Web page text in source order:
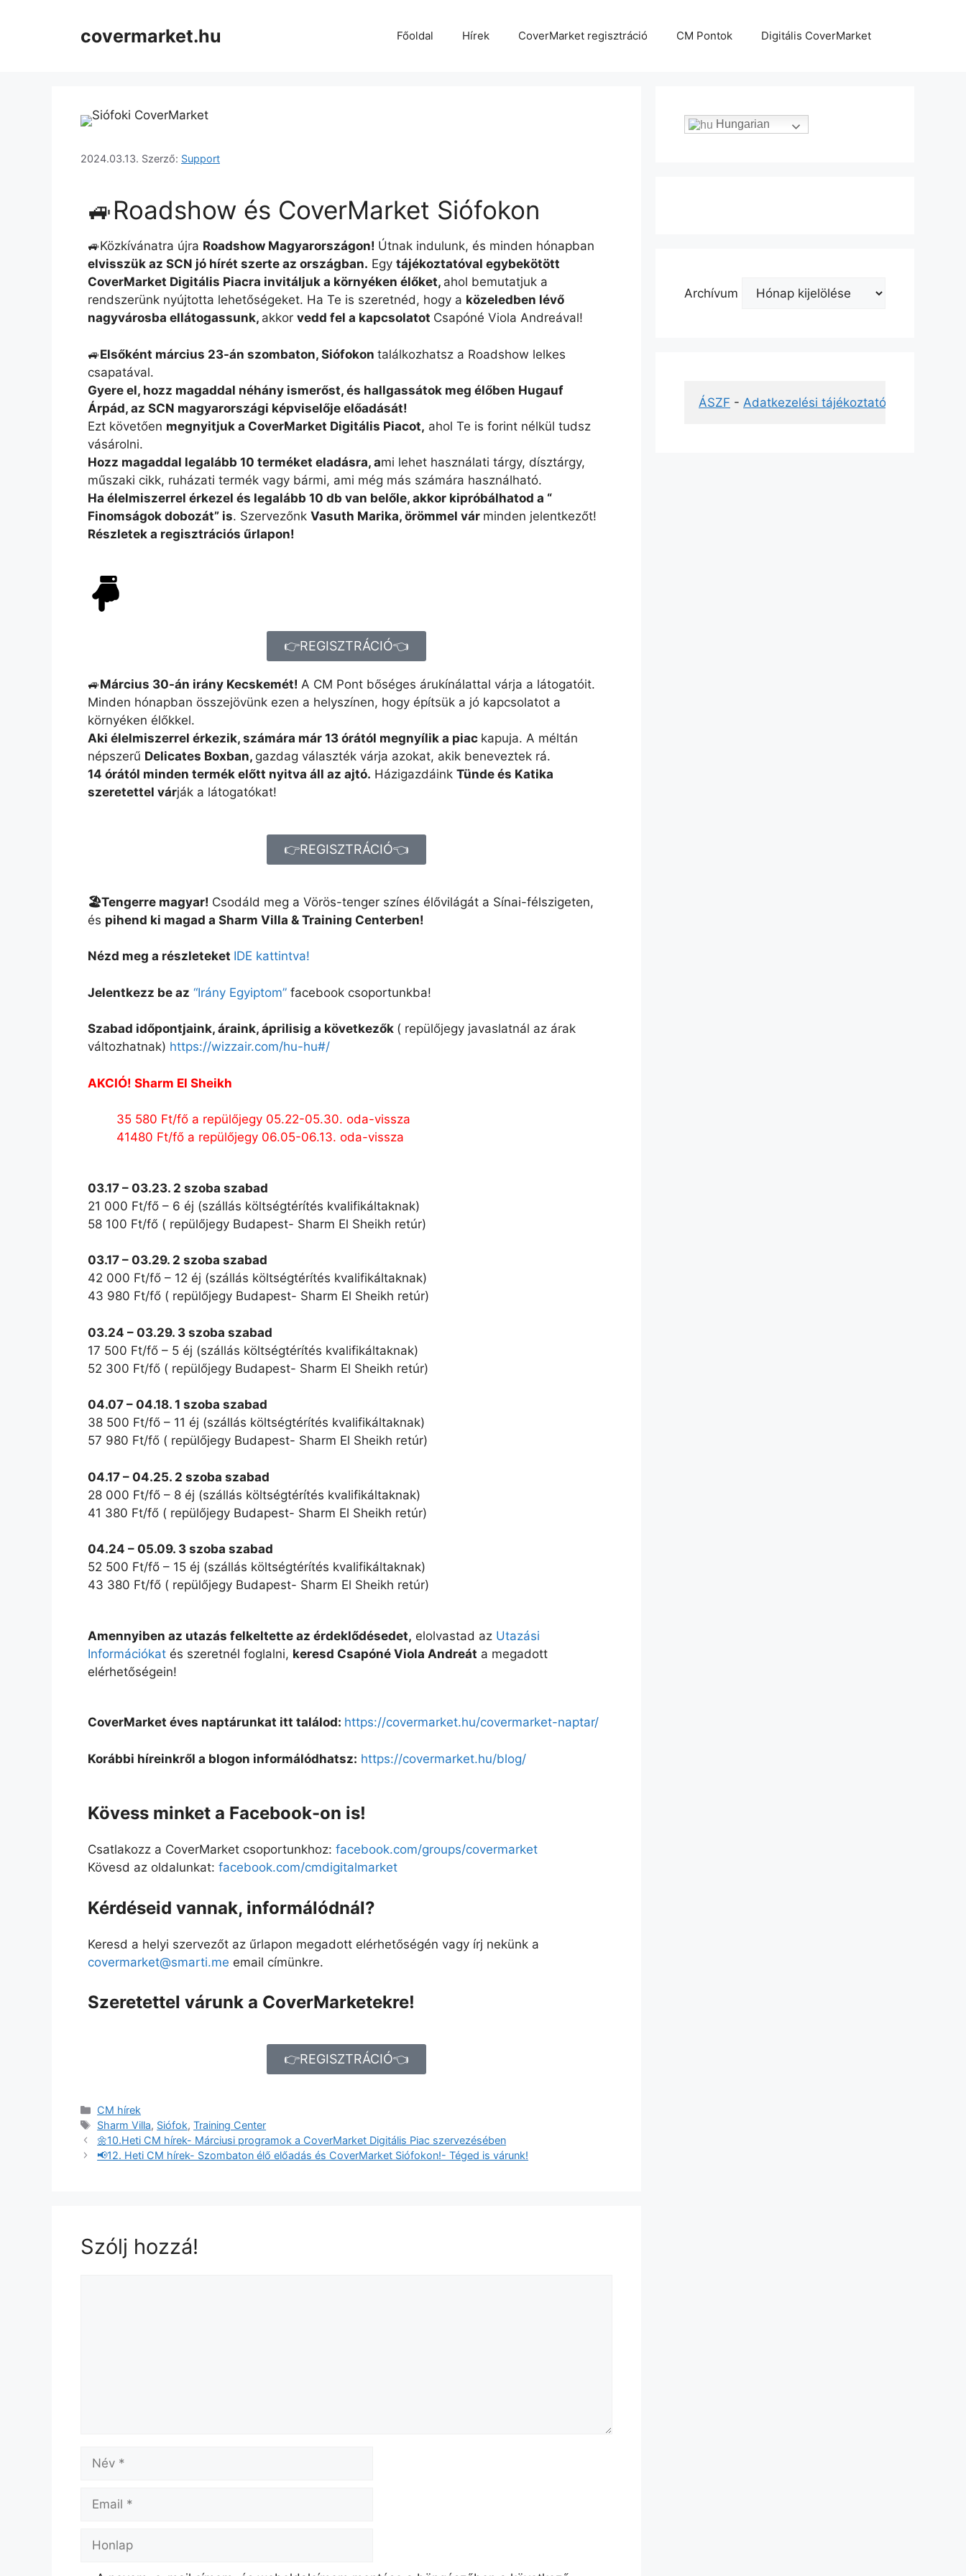
covermarket.hu Főoldal Hírek CoverMarket regisztráció CM Pontok Digitális CoverMarket
2024.03.13. Szerző: Support
🚙Roadshow és CoverMarket Siófokon
🚙Közkívánatra újra Roadshow Magyarországon! Útnak indulunk, és minden hónapban
elvisszük az SCN jó hírét szerte az országban. Egy tájékoztatóval egybekötött
CoverMarket Digitális Piacra invitáljuk a környéken élőket, ahol bemutatjuk a
rendszerünk nyújtotta lehetőségeket. Ha Te is szeretnéd, hogy a közeledben lévő
nagyvárosba ellátogassunk, akkor vedd fel a kapcsolatot Csapóné Viola Andreával!
🚙Elsőként március 23-án szombaton, Siófokon találkozhatsz a Roadshow lelkes
csapatával.
Gyere el, hozz magaddal néhány ismerőst, és hallgassátok meg élőben Hugauf
Árpád, az SCN magyarországi képviselője előadását!
Ezt követően megnyitjuk a CoverMarket Digitális Piacot, ahol Te is forint nélkül tudsz
vásárolni.
Hozz magaddal legalább 10 terméket eladásra, ami lehet használati tárgy, dísztárgy,
műszaki cikk, ruházati termék vagy bármi, ami még más számára használható.
Ha élelmiszerrel érkezel és legalább 10 db van belőle, akkor kipróbálhatod a “
Finomságok dobozát” is. Szervezőnk Vasuth Marika, örömmel vár minden jelentkezőt!
Részletek a regisztrációs űrlapon!
👉REGISZTRÁCIÓ👈
🚙Március 30-án irány Kecskemét! A CM Pont bőséges árukínálattal várja a látogatóit.
Minden hónapban összejövünk ezen a helyszínen, hogy építsük a jó kapcsolatot a
környéken élőkkel.
Aki élelmiszerrel érkezik, számára már 13 órától megnyílik a piac kapuja. A méltán
népszerű Delicates Boxban, gazdag választék várja azokat, akik beneveztek rá.
14 órától minden termék előtt nyitva áll az ajtó. Házigazdáink Tünde és Katika
szeretettel várják a látogatókat!
👉REGISZTRÁCIÓ👈
🏖️Tengerre magyar! Csodáld meg a Vörös-tenger színes élővilágát a Sínai-félszigeten,
és pihend ki magad a Sharm Villa & Training Centerben!
Nézd meg a részleteket IDE kattintva!
Jelentkezz be az “Irány Egyiptom” facebook csoportunkba!
Szabad időpontjaink, áraink, áprilisig a következők ( repülőjegy javaslatnál az árak
változhatnak) https://wizzair.com/hu-hu#/
AKCIÓ! Sharm El Sheikh
35 580 Ft/fő a repülőjegy 05.22-05.30. oda-vissza
41480 Ft/fő a repülőjegy 06.05-06.13. oda-vissza
03.17 – 03.23. 2 szoba szabad
21 000 Ft/fő – 6 éj (szállás költségtérítés kvalifikáltaknak)
58 100 Ft/fő ( repülőjegy Budapest- Sharm El Sheikh retúr)
03.17 – 03.29. 2 szoba szabad
42 000 Ft/fő – 12 éj (szállás költségtérítés kvalifikáltaknak)
43 980 Ft/fő ( repülőjegy Budapest- Sharm El Sheikh retúr)
03.24 – 03.29. 3 szoba szabad
17 500 Ft/fő – 5 éj (szállás költségtérítés kvalifikáltaknak)
52 300 Ft/fő ( repülőjegy Budapest- Sharm El Sheikh retúr)
04.07 – 04.18. 1 szoba szabad
38 500 Ft/fő – 11 éj (szállás költségtérítés kvalifikáltaknak)
57 980 Ft/fő ( repülőjegy Budapest- Sharm El Sheikh retúr)
04.17 – 04.25. 2 szoba szabad
28 000 Ft/fő – 8 éj (szállás költségtérítés kvalifikáltaknak)
41 380 Ft/fő ( repülőjegy Budapest- Sharm El Sheikh retúr)
04.24 – 05.09. 3 szoba szabad
52 500 Ft/fő – 15 éj (szállás költségtérítés kvalifikáltaknak)
43 380 Ft/fő ( repülőjegy Budapest- Sharm El Sheikh retúr)
Amennyiben az utazás felkeltette az érdeklődésedet, elolvastad az Utazási
Információkat és szeretnél foglalni, keresd Csapóné Viola Andreát a megadott
elérhetőségein!
CoverMarket éves naptárunkat itt találod: https://covermarket.hu/covermarket-naptar/
Korábbi híreinkről a blogon informálódhatsz: https://covermarket.hu/blog/
Kövess minket a Facebook-on is!
Csatlakozz a CoverMarket csoportunkhoz: facebook.com/groups/covermarket
Kövesd az oldalunkat: facebook.com/cmdigitalmarket
Kérdéseid vannak, informálódnál?
Keresd a helyi szervezőt az űrlapon megadott elérhetőségén vagy írj nekünk a
covermarket@smarti.me email címünkre.
Szeretettel várunk a CoverMarketekre!
👉REGISZTRÁCIÓ👈
CM hírek
Sharm Villa, Siófok,Training Center
🌼10.Heti CM hírek- Márciusi programok a CoverMarket Digitális Piac szervezésében
📢12. Heti CM hírek- Szombaton élő előadás és CoverMarket Siófokon!- Téged is várunk!
Szólj hozzá!
Hungarian
Archívum
ÁSZF - Adatkezelési tájékoztató